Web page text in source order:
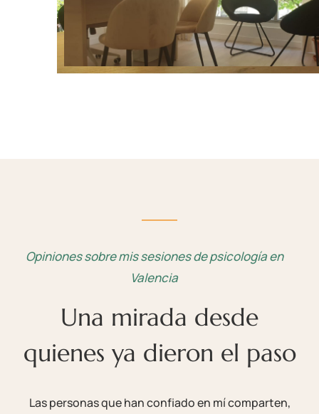
Opiniones sobre mis sesiones de psicología en
Valencia
Una mirada desde
quienes ya dieron el paso
Las personas que han confiado en mí comparten,